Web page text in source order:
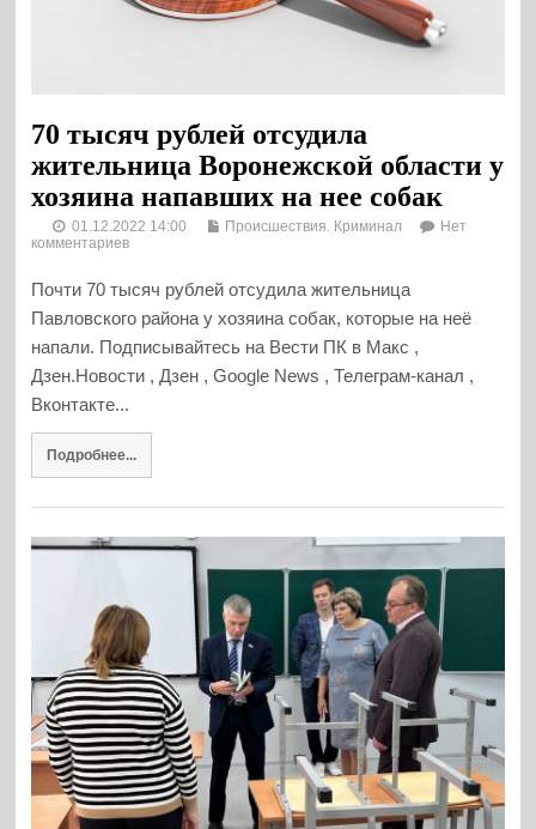
70 тысяч рублей отсудила
жительница Воронежской области у
хозяина напавших на нее собак
01.12.2022 14:00 Происшествия. Криминал
Нет
комментариев
Почти 70 тысяч рублей отсудила жительница
Павловского района у хозяина собак, которые на неё
напали. Подписывайтесь на Вести ПК в Макс ,
Дзен.Новости , Дзен , Google News , Телеграм-канал ,
Вконтакте...
Подробнее...